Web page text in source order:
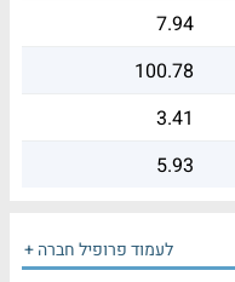
7.94
100.78
3.41
5.93
לעמוד פרופיל חברה +